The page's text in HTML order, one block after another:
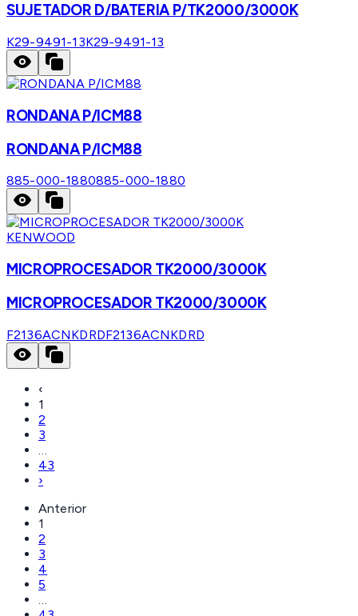
SUJETADOR D/BATERIA P/TK2000/3000K
K29-9491-13K29-9491-13
RONDANA P/ICM88
RONDANA P/ICM88
885-000-1880885-000-1880
KENWOOD
MICROPROCESADOR TK2000/3000K
MICROPROCESADOR TK2000/3000K
F2136ACNKDRDF2136ACNKDRD
‹
1
2
3
43
›
Anterior
1
2
3
4
5